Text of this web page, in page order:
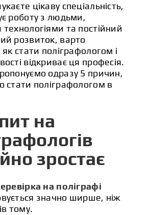
цікаву спеціальність,
роботу з людьми,
та постійний
розвиток, варто
як стати поліграфологом і
відкриває ця професія.
одразу 5 причин,
стати поліграфологом в
на
зростає
на поліграфі
значно ширше, ніж
тому.